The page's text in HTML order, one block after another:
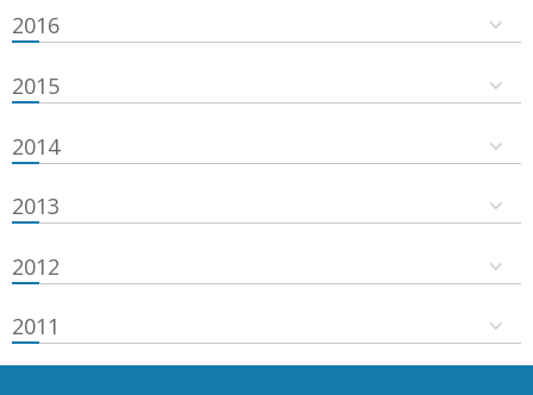
2016
2015
2014
2013
2012
2011